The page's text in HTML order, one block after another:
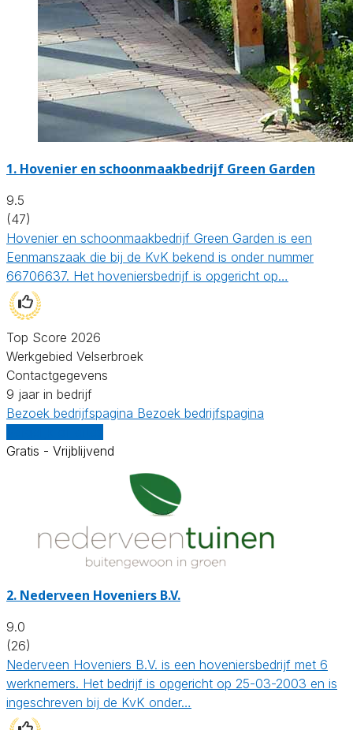
1. Hovenier en schoonmaakbedrijf Green Garden
9.5
(47)
Hovenier en schoonmaakbedrijf Green Garden is een
Eenmanszaak die bij de KvK bekend is onder nummer
66706637. Het hoveniersbedrijf is opgericht op…
Top Score 2026
Werkgebied Velserbroek
Contactgegevens
9 jaar in bedrijf
Bezoek bedrijfspagina Bezoek bedrijfspagina
Gratis - Vrijblijvend
2. Nederveen Hoveniers B.V.
9.0
(26)
Nederveen Hoveniers B.V. is een hoveniersbedrijf met 6
werknemers. Het bedrijf is opgericht op 25-03-2003 en is
ingeschreven bij de KvK onder…